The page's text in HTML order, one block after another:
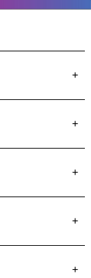
+
+
+
+
+